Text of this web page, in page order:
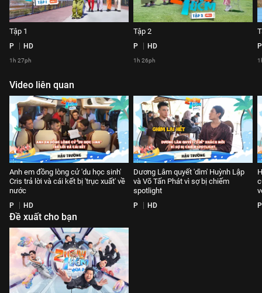
Tập 1
P HD
1h 27ph
Tập 2
P HD
1h 26ph
P
Video liên quan
Anh em đồng lòng cử 'du học sinh'
Cris trả lời và cái kết bị 'trục xuất' về
nước
P HD
Dương Lâm quyết 'dìm' Huỳnh Lập
và Võ Tấn Phát vì sợ bị chiếm
spotlight
P HD P
Đề xuất cho bạn